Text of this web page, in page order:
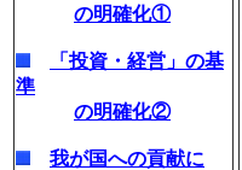
の明確化①
「投資・経営」の基
準
の明確化②
我が国への貢献に